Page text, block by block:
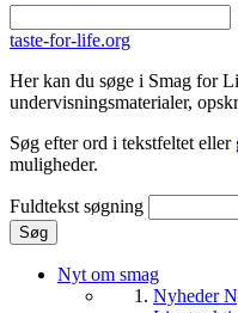
taste-for-life.org
Her kan du søge i Smag for
undervisningsmaterialer,
Søg efter ord i tekstfeltet eller
muligheder.
Fuldtekst søgning
Nyt om smag
Nyheder